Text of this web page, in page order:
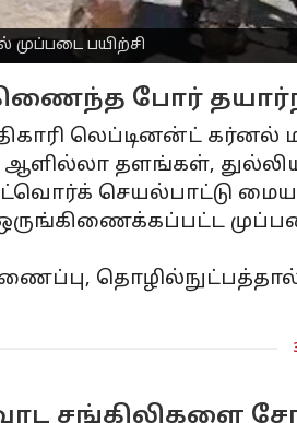
பயிற்சி
போர்
லெப்டினன்ட்
தளங்கள்,
செயல்பாட்டு
ஒருங்கிணைக்கப்பட்ட
சங்கிலிகளை